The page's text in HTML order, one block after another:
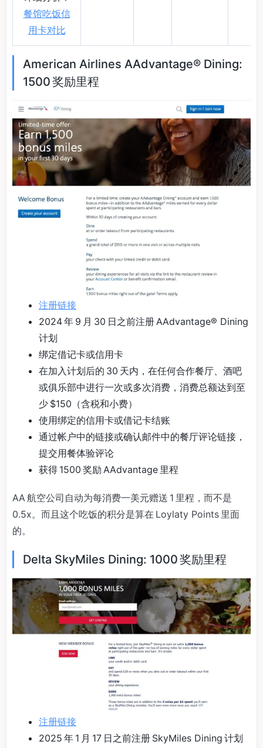
餐馆吃饭信
用卡对比
American Airlines AAdvantage® Dining:
1500 奖励里程
注册链接
2024 年 9 月 30 日之前注册 AAdvantage® Dining
计划
绑定借记卡或信用卡
在加入计划后的 30 天内，在任何合作餐厅、酒吧
或俱乐部中进行一次或多次消费，消费总额达到至
少 $150（含税和小费）
使用绑定的信用卡或借记卡结账
通过帐户中的链接或确认邮件中的餐厅评论链接，
提交用餐体验评论
获得 1500 奖励 AAdvantage 里程
AA 航空公司自动为每消费一美元赠送 1 里程，而不是
0.5x。而且这个吃饭的积分是算在 Loylaty Points 里面
的。
Delta SkyMiles Dining: 1000 奖励里程
注册链接
2025 年 1 月 17 日之前注册 SkyMiles Dining 计划